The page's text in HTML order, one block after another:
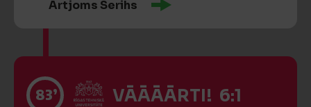
Artjoms Serihs
83’ VĀĀĀĀRTI! 6:1